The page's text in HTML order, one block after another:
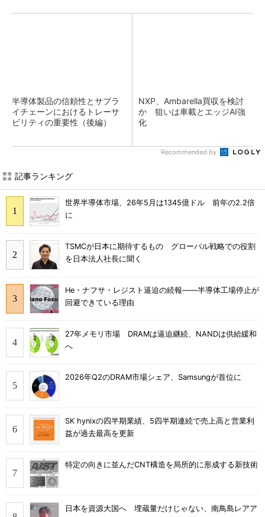
半導体製品の信頼性とサプラ
イチェーンにおけるトレーサ
ビリティの重要性（後編）
NXP、Ambarella買収を検討
か 狙いは車載とエッジAI強
化
Recommended by
記事ランキング
世界半導体市場、26年5月は1345億ドル 前年の2.2倍
に
TSMCが日本に期待するもの グローバル戦略での役割
を日本法人社長に聞く
He・ナフサ・レジスト逼迫の続報――半導体工場停止が
回避できている理由
27年メモリ市場 DRAMは逼迫継続、NANDは供給緩和
へ
2026年Q2のDRAM市場シェア、Samsungが首位に
SK hynixの四半期業績、5四半期連続で売上高と営業利
益が過去最高を更新
特定の向きに並んだCNT構造を局所的に形成する新技術
日本を資源大国へ 埋蔵量だけじゃない、南鳥島レアア